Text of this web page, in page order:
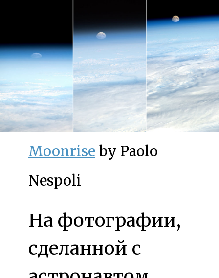
Moonriseby Paolo
Nespoli
На фотографии,
сделанной с